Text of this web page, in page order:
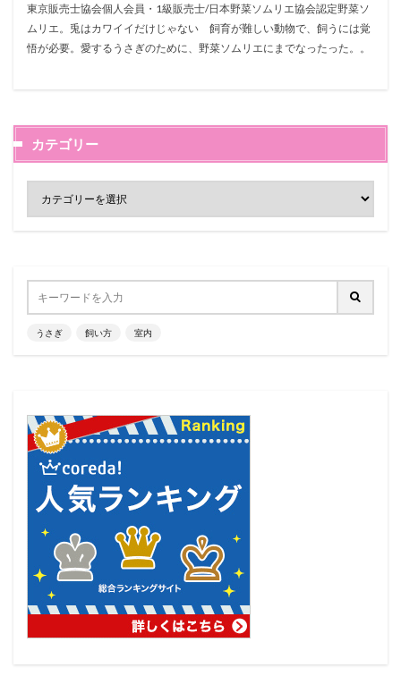
東京販売士協会個人会員・1級販売士/日本野菜ソムリエ協会認定野菜ソ
ムリエ。兎はカワイイだけじゃない 飼育が難しい動物で、飼うには覚
悟が必要。愛するうさぎのために、野菜ソムリエにまでなったった。。
カテゴリー
うさぎ 飼い方 室内